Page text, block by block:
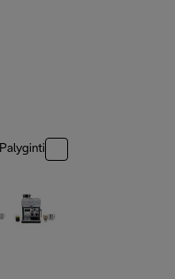
Palyginti